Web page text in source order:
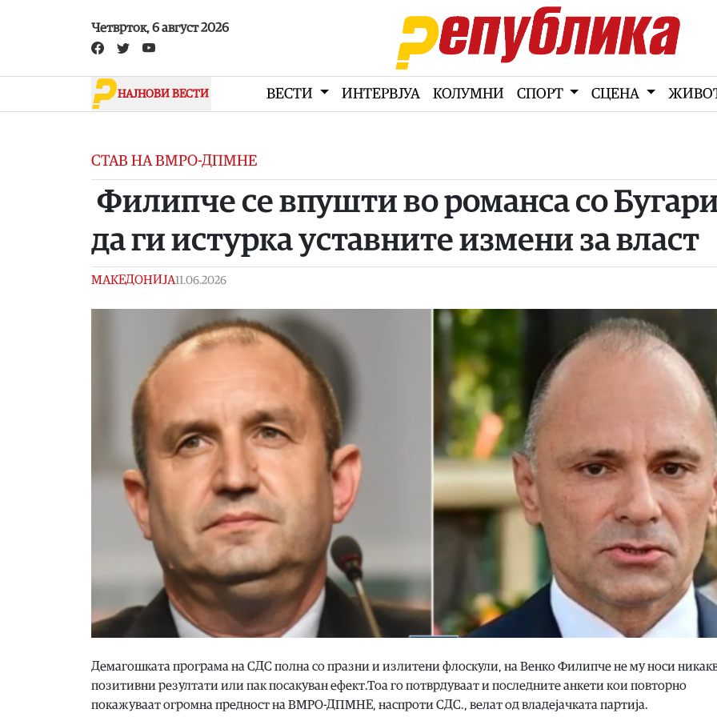
Четврток, 6 август 2026
НАЈНОВИ ВЕСТИ ВЕСТИ ИНТЕРВЈУА КОЛУМНИ СПОРТ СЦЕНА
СТАВ НА ВМРО-ДПМНЕ
Филипче се впушти во романса со
да ги истурка уставните измени за власт
МАКЕДОНИЈА11.06.2026
Демагошката програма на СДС полна со празни и излитени флоскули, на Венко Филипче не му носи
позитивни резултати или пак посакуван ефект.Тоа го потврдуваат и последните анкети кои повторно
покажуваат огромна предност на ВМРО-ДПМНЕ, наспроти СДС., велат од владејачката партија.